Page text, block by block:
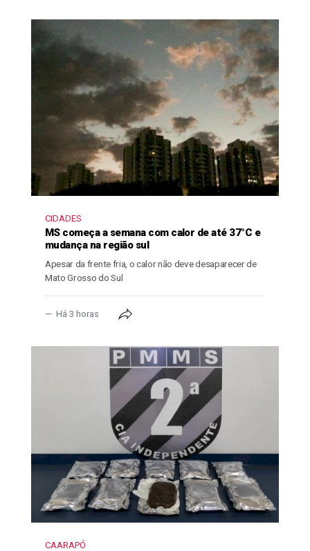
CIDADES
MS começa a semana com calor de até 37°C e
mudança na região sul
Apesar da frente fria, o calor não deve desaparecer de
Mato Grosso do Sul
Há 3 horas
CAARAPÓ